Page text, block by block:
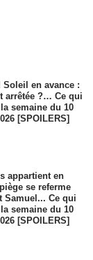
Soleil en avance :
arrêtée ?… Ce qui
semaine du 10
[SPOILERS]
appartient en
se referme
Samuel... Ce qui
semaine du 10
[SPOILERS]